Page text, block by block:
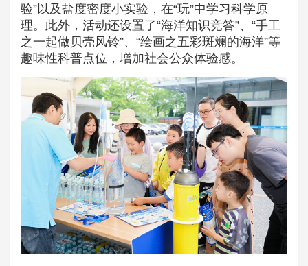
验”以及盐度密度小实验，在“玩”中学习科学原
理。此外，活动还设置了“海洋知识竞答”、“手工
之一起做贝壳风铃”、“绘画之五彩斑斓的海洋”等
趣味性科普点位，增加社会公众体验感。